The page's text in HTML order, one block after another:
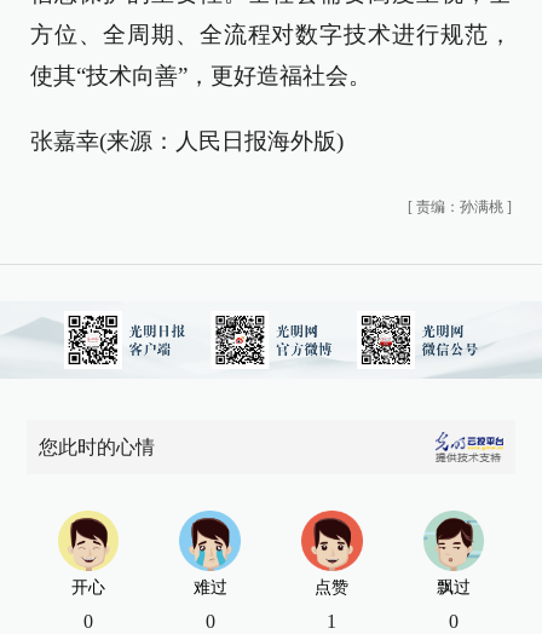
方位、全周期、全流程对数字技术进行规范，
使其“技术向善”，更好造福社会。
张嘉幸(来源：人民日报海外版)
[ 责编：孙满桃 ]
您此时的心情
开心
0
难过
0
点赞
1
飘过
0